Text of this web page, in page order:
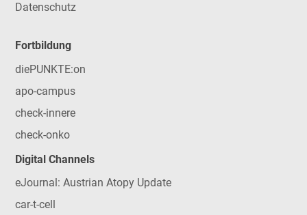
Datenschutz
Fortbildung
diePUNKTE:on
apo-campus
check-innere
check-onko
Digital Channels
eJournal: Austrian Atopy Update
car-t-cell